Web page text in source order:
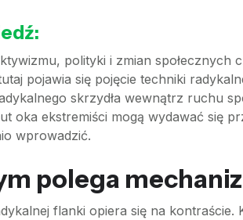
polityki i zmian
pojawia się pojęcie techniki
skrzydła wewnątrz ruchu
oka ekstremiści mogą wydawać się
wprowadzić.
polega
flanki opiera się na